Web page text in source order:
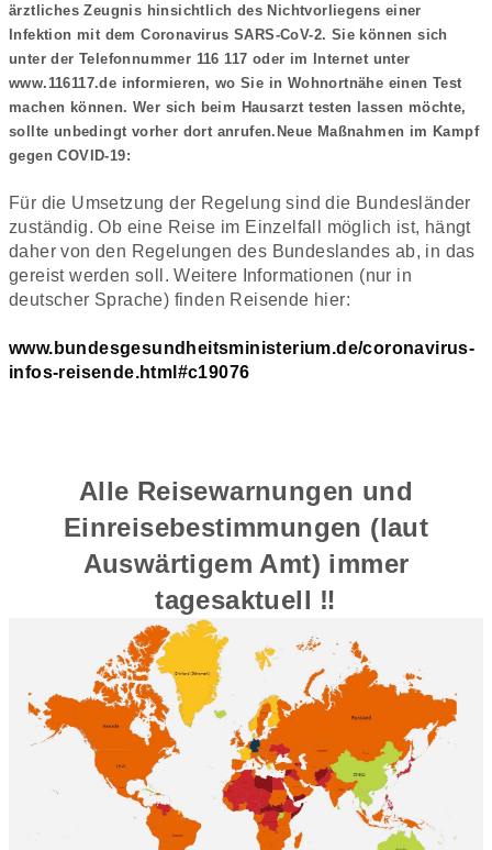
ärztliches Zeugnis hinsichtlich des Nichtvorliegens einer
Infektion mit dem Coronavirus SARS-CoV-2. Sie können sich
unter der Telefonnummer 116 117 oder im Internet unter
www.116117.de informieren, wo Sie in Wohnortnähe einen Test
machen können. Wer sich beim Hausarzt testen lassen möchte,
sollte unbedingt vorher dort anrufen.Neue Maßnahmen im Kampf
gegen COVID-19:
Für die Umsetzung der Regelung sind die Bundesländer
zuständig. Ob eine Reise im Einzelfall möglich ist, hängt
daher von den Regelungen des Bundeslandes ab, in das
gereist werden soll. Weitere Informationen (nur in
deutscher Sprache) finden Reisende hier:
www.bundesgesundheitsministerium.de/coronavirus-
infos-reisende.html#c19076
Alle Reisewarnungen und
Einreisebestimmungen (laut
Auswärtigem Amt) immer
tagesaktuell ‼